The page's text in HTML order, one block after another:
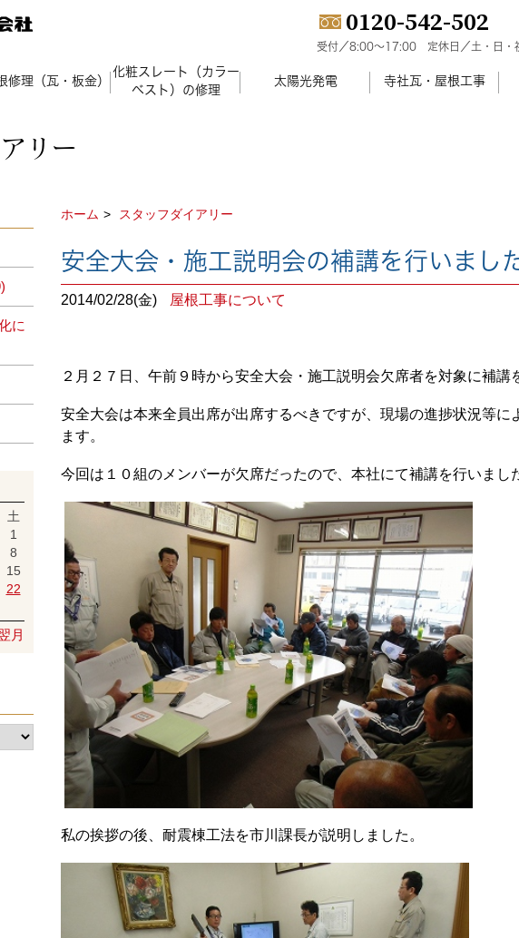
0120-542-502
受付／8:00～17:00 定休日／土・日
修理（瓦・板金）
化粧スレート（カラー
ベスト）の修理
太陽光発電 寺社瓦・屋根工事
リー
ホーム スタッフダイアリー
安全大会・施工説明会の補講を行いまし
2014/02/28(金) 屋根工事について
２月２７ 日、午前９時から安全大会・施工説明会欠席者を対象に補講
安全大会は本来全員出席が出席するべきですが、現場の進捗状況等に
ます。
今回は１０組のメンバーが欠席だったので、本社にて補講を行いまし
私の挨拶の後、 耐震棟工法を市川課長が説明しました。
に
土
1
8
15
22
月